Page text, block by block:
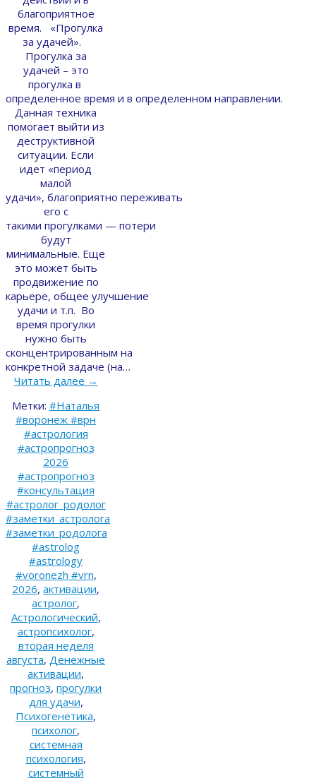
благоприятное
время. «Прогулка
за удачей».
Прогулка за
удачей – это
прогулка в
определенное время и в определенном направлении.
Данная техника
помогает выйти из
деструктивной
ситуации. Если
идет «период
малой
удачи», благоприятно переживать
его с
такими прогулками — потери
будут
минимальные. Еще
это может быть
продвижение по
карьере, общее улучшение
удачи и т.п. Во
время прогулки
нужно быть
сконцентрированным на
конкретной задаче (на…
Читать далее →
Метки: #Наталья
#воронеж #врн
#астрология
#астропрогноз
2026
#астропрогноз
#консультация
#астролог_родолог
#заметки_астролога
#заметки_родолога
#astrolog
#astrology
#voronezh #vrn,
2026, активации,
астролог,
Астрологический,
астропсихолог,
вторая неделя
августа, Денежные
активации,
прогноз, прогулки
для удачи,
Психогенетика,
психолог,
системная
психология,
системный